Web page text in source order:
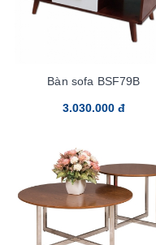
Bàn sofa BSF79B
3.030.000 đ